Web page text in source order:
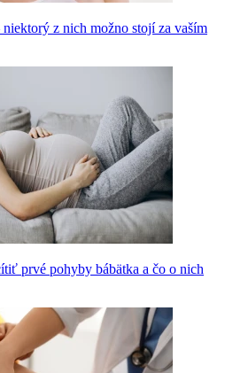
z nich možno stojí za vaším
prvé pohyby bábätka a čo o nich